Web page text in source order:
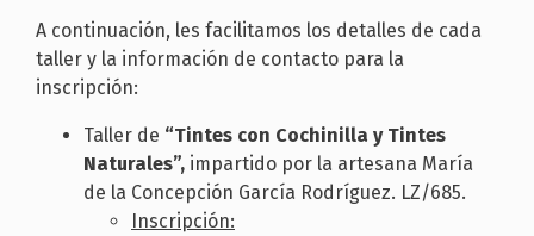
A continuación, les facilitamos los detalles de cada
taller y la información de contacto para la
inscripción:
Taller de “Tintes con Cochinilla y Tintes
Naturales”, impartido por la artesana María
de la Concepción García Rodríguez. LZ/685.
Inscripción: